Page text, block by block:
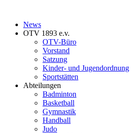
News
OTV 1893 e.v.
OTV-Büro
Vorstand
Satzung
Kinder- und Jugendordnung
Sportstätten
Abteilungen
Badminton
Basketball
Gymnastik
Handball
Judo